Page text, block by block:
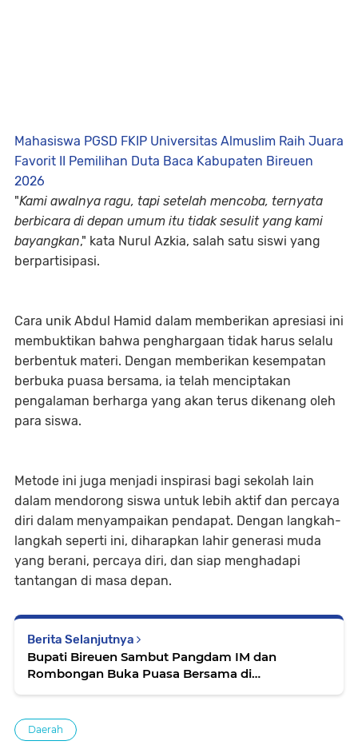
Mahasiswa PGSD FKIP Universitas Almuslim Raih Juara
Favorit II Pemilihan Duta Baca Kabupaten Bireuen
2026
"Kami awalnya ragu, tapi setelah mencoba, ternyata
berbicara di depan umum itu tidak sesulit yang kami
bayangkan," kata Nurul Azkia, salah satu siswi yang
berpartisipasi.
Cara unik Abdul Hamid dalam memberikan apresiasi ini
membuktikan bahwa penghargaan tidak harus selalu
berbentuk materi. Dengan memberikan kesempatan
berbuka puasa bersama, ia telah menciptakan
pengalaman berharga yang akan terus dikenang oleh
para siswa.
Metode ini juga menjadi inspirasi bagi sekolah lain
dalam mendorong siswa untuk lebih aktif dan percaya
diri dalam menyampaikan pendapat. Dengan langkah-
langkah seperti ini, diharapkan lahir generasi muda
yang berani, percaya diri, dan siap menghadapi
tantangan di masa depan.
Berita Selanjutnya
Bupati Bireuen Sambut Pangdam IM dan
Rombongan Buka Puasa Bersama di
Daerah